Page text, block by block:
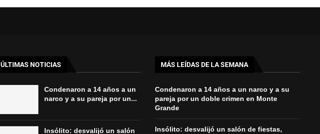
ÚLTIMAS NOTICIAS
Condenaron a 14 años a un
narco y a su pareja por un...
Insólito: desvalijó un salón
MÁS LEÍDAS DE LA SEMANA
Condenaron a 14 años a un narco y a su
pareja por un doble crimen en Monte
Grande
Insólito: desvalijó un salón de fiestas,